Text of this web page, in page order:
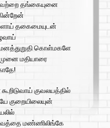
தங்கையுனை
தகைமையுடன்
கொள்மகளே
மதியாரை
குவலயத்தில்
குறையிலையுன்
மண்ணிலிங்கே